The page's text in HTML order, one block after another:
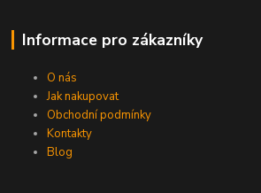
Informace pro zákazníky
O nás
Jak nakupovat
Obchodní podmínky
Kontakty
Blog